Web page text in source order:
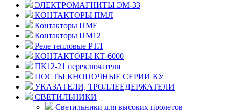
ЭЛЕКТРОМАГНИТЫ ЭМ-33
КОНТАКТОРЫ ПМЛ
Контакторы ПМЕ
Контакторы ПМ12
Реле тепловые РТЛ
КОНТАКТОРЫ КТ-6000
ПК12-21 переключатели
ПОСТЫ КНОПОЧНЫЕ СЕРИИ КУ
УКАЗАТЕЛИ, ТРОЛЛЕЕДЕРЖАТЕЛИ
СВЕТИЛЬНИКИ
Светильники для высоких пролетов